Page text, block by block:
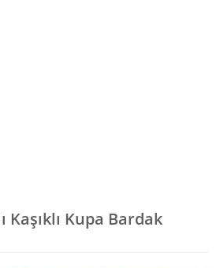
Kaşıklı Kupa Bardak